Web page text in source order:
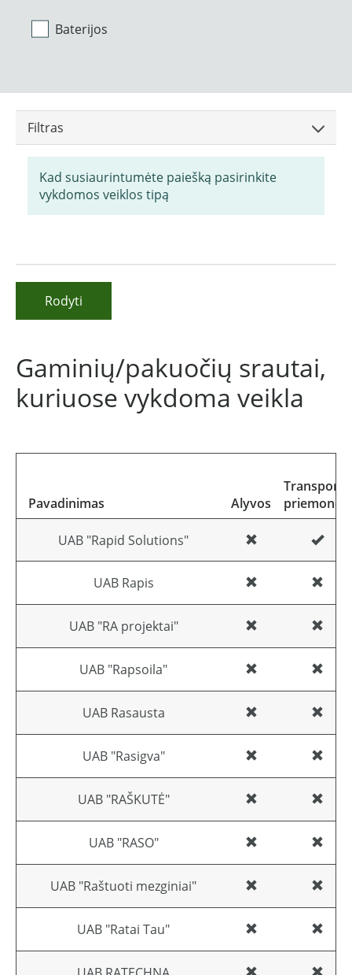
Baterijos
Filtras
Kad susiaurintumėte paiešką pasirinkite
vykdomos veiklos tipą
Rodyti
Gaminių/pakuočių srautai,
kuriuose vykdoma veikla
Pavadinimas Alyvos
Transporto
priemonės
UAB "Rapid Solutions"
UAB Rapis
UAB "RA projektai"
UAB "Rapsoila"
UAB Rasausta
UAB "Rasigva"
UAB "RAŠKUTĖ"
UAB "RASO"
UAB "Raštuoti mezginiai"
UAB "Ratai Tau"